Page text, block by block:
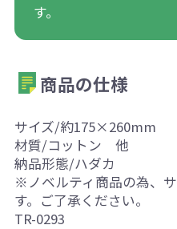
す。
商品の仕様
サイズ/約175×260mm
材質/コットン 他
納品形態/ハダカ
※ノベルティ商品の為、
す。ご了承ください。
TR-0293